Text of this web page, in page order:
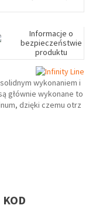
Informacje o
bezpieczeństwie
produktu
wykonaniem i
głównie wykonane to
dzięki czemu otrz